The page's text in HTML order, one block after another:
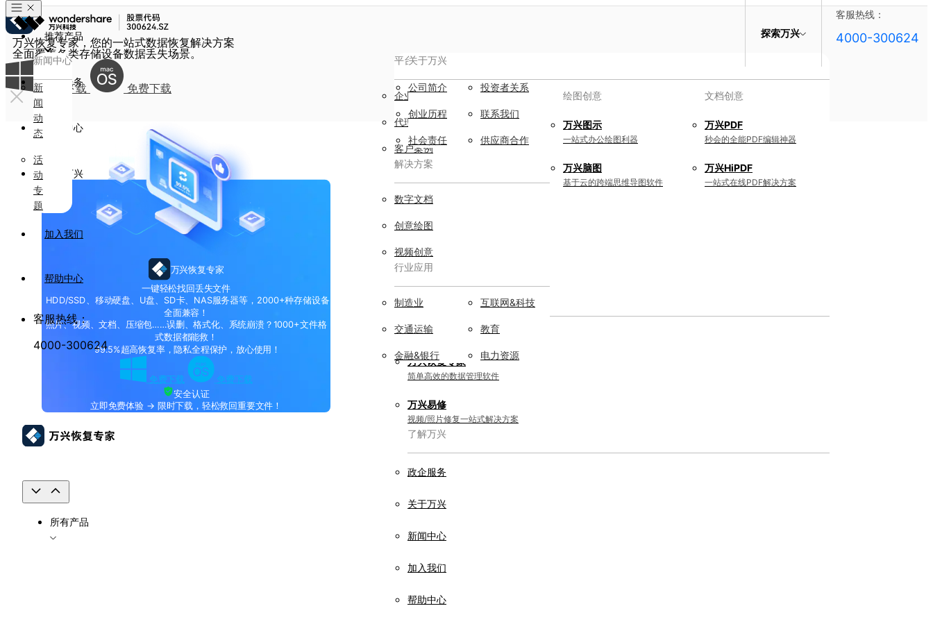
万兴恢复专家，您的一站式数据恢复解决方案
全面覆盖各类存储设备数据丢失场景。
免费下载 免费下载
万兴恢复专家
一键轻松找回丢失文件
HDD/SSD、移动硬盘、U盘、SD卡、NAS服务器等，2000+种存储设备
全面兼容！
照片、视频、文档、压缩包……误删、格式化、系统崩溃？1000+文件格
式数据都能救！
99.5%超高恢复率，隐私全程保护，放心使用！
免费下载
免费下载
安全认证
立即免费体验 → 限时下载，轻松救回重要文件！
探索万兴
客服热线：
4000-300624
推荐产品
AIGC数字创意
视频创意
万兴剧厂
AI驱动的一站式精品影视内容创作平
台
万兴喵影
AI赋能，你也是剪辑大师
万兴天幕
Wondershare SelfyzAI
绘图创意
万兴图示
一站式办公绘图利器
万兴脑图
基于云的跨端思维导图软件
文档创意
万兴PDF
秒会的全能PDF编辑神器
万兴HiPDF
一站式在线PDF解决方案
实用工具
实用工具
万兴恢复专家
简单高效的数据管理软件
万兴易修
视频/照片修复一站式解决方案
了解万兴
政企服务
关于万兴
新闻中心
加入我们
帮助中心
政企服务
平台服务
企业用户
代理商
客户案例
解决方案
数字文档
创意绘图
视频创意
行业应用
制造业
交通运输
金融&银行
互联网&科技
教育
电力资源
新闻中心
新闻中心
新
闻
动
态
活
动
专
题
关于万兴
关于万兴
公司简介
创业历程
社会责任
投资者关系
联系我们
供应商合作
加入我们
帮助中心
客服热线：
4000-300624
所有产品